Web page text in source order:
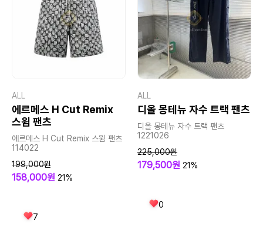
ALL
에르메스 H Cut Remix
스윔 팬츠
에르메스 H Cut Remix 스윔 팬츠
114022
199,000원
158,000원 21%
7
ALL
디올 몽테뉴 자수 트랙 팬츠
디올 몽테뉴 자수 트랙 팬츠
1221026
225,000원
179,500원 21%
0